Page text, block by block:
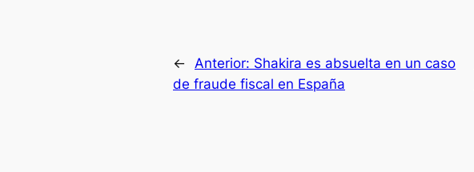
← Anterior: Shakira es absuelta en un caso
de fraude fiscal en España